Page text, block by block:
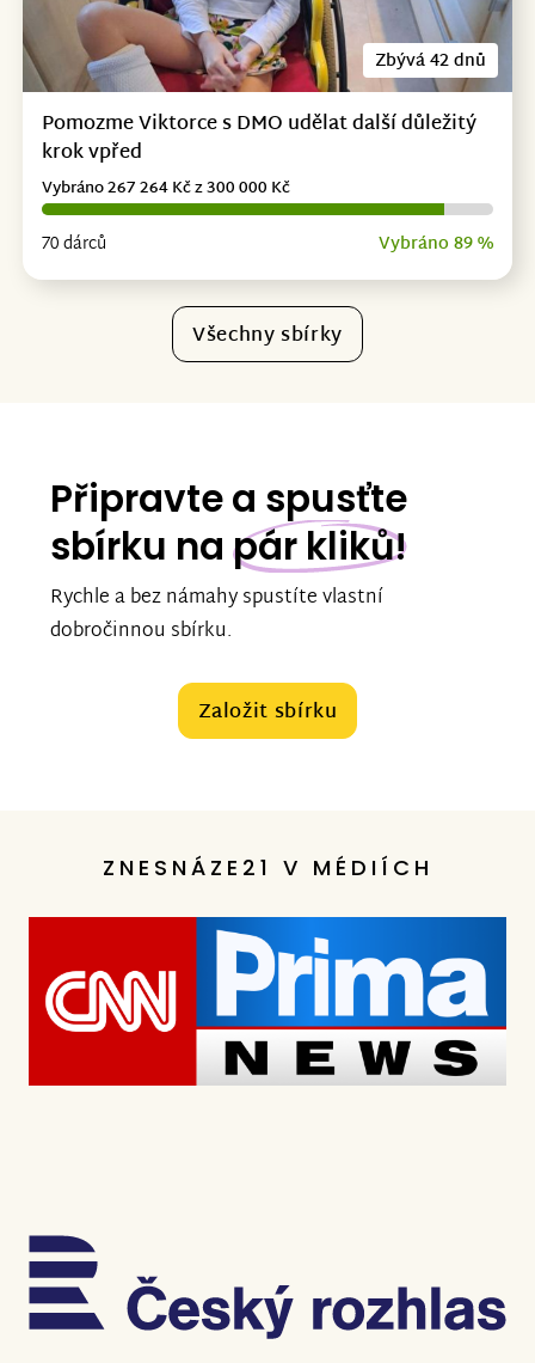
Zbývá 42 dnů
Pomozme Viktorce s DMO udělat další důležitý
krok vpřed
70 dárců Vybráno 89 %
Vybráno 267 264 Kč z 300 000 Kč
Všechny sbírky
Připravte a spusťte
sbírku na pár kliků!
Rychle a bez námahy spustíte vlastní
dobročinnou sbírku.
Založit sbírku
ZNESNÁZE21 V MÉDIÍCH